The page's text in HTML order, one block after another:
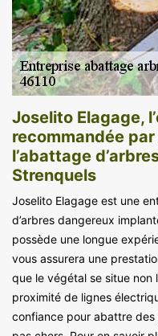
Joselito Elagage,
recommandée
l’abattage
Strenquels
Joselito Elagage est une
d’arbres dangereux
possède une longue
vous assurera une
que le végétal se situe non
proximité de lignes
confiance pour abattre